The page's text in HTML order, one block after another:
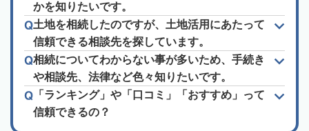
かを知りたいです。
土地を相続したのですが、土地活用にあたって
信頼できる相談先を探しています。
相続についてわからない事が多いため、手続き
や相談先、法律など色々知りたいです。
「ランキング」や「口コミ」「おすすめ」って
信頼できるの？